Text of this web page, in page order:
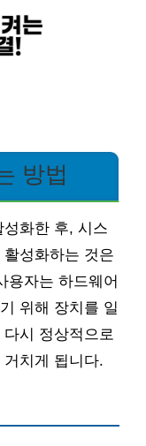
방법
화한 후, 시스
성화하는 것은
용자는 하드웨어
위해 장치를 일
시 정상적으로
치게 됩니다.